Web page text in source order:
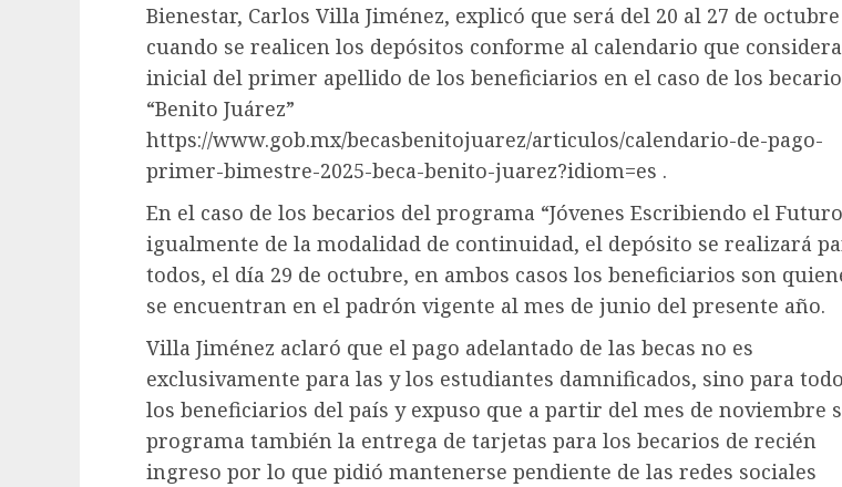
Bienestar, Carlos Villa Jiménez, explicó que será del 20 al 27 de octubre
cuando se realicen los depósitos conforme al calendario que
inicial del primer apellido de los beneficiarios en el caso de los
“Benito Juárez”
https://www.gob.mx/becasbenitojuarez/articulos/calendario-de-pago-
primer-bimestre-2025-beca-benito-juarez?idiom=es .
En el caso de los becarios del programa “Jóvenes Escribiendo el
igualmente de la modalidad de continuidad, el depósito se realizará
todos, el día 29 de octubre, en ambos casos los beneficiarios son
se encuentran en el padrón vigente al mes de junio del presente año.
Villa Jiménez aclaró que el pago adelantado de las becas no es
exclusivamente para las y los estudiantes damnificados, sino para
los beneficiarios del país y expuso que a partir del mes de noviembre
programa también la entrega de tarjetas para los becarios de recién
ingreso por lo que pidió mantenerse pendiente de las redes sociales